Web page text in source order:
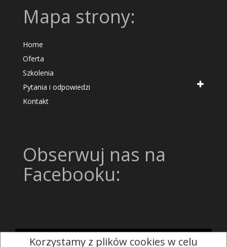
Mapa strony:
Home
Oferta
Szkolenia
Pytania i odpowiedzi
Kontakt
Obserwuj nas na
Facebooku:
Strona oparta na chmurowym systemie CMS
Korzystamy z plików cookies w celu